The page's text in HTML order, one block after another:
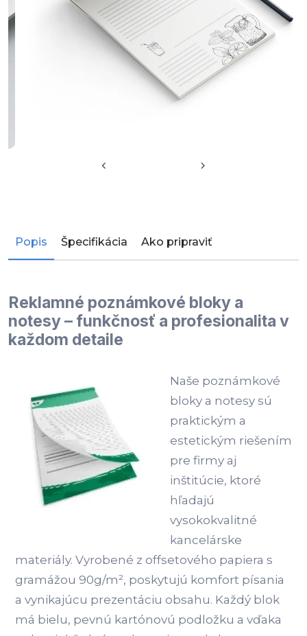
Popis Špecifikácia Ako pripraviť
Reklamné poznámkové bloky a
notesy – funkčnosť a profesionalita v
každom detaile
Naše poznámkové
bloky a notesy sú
praktickým a
estetickým riešením
pre firmy aj
inštitúcie, ktoré
hľadajú
vysokokvalitné
kancelárske
materiály. Vyrobené z offsetového papiera s
gramážou 90g/m², poskytujú komfort písania
a vynikajúcu prezentáciu obsahu. Každý blok
má bielu, pevnú kartónovú podložku a vďaka